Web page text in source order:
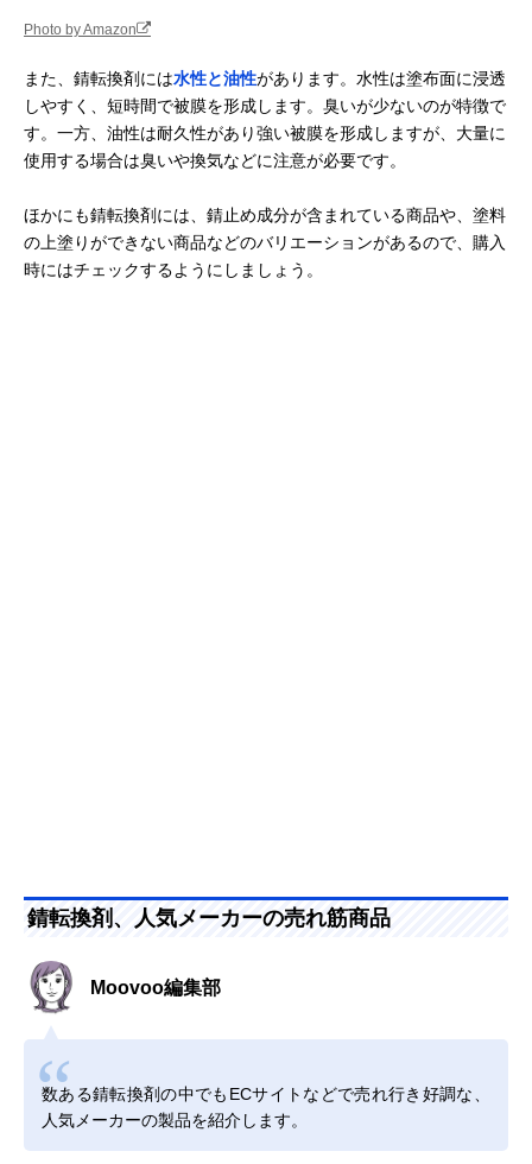
Photo by Amazon
また、錆転換剤には水性と油性があります。水性は塗布面に浸透
しやすく、短時間で被膜を形成します。臭いが少ないのが特徴で
す。一方、油性は耐久性があり強い被膜を形成しますが、大量に
使用する場合は臭いや換気などに注意が必要です。
ほかにも錆転換剤には、錆止め成分が含まれている商品や、塗料
の上塗りができない商品などのバリエーションがあるので、購入
時にはチェックするようにしましょう。
錆転換剤、人気メーカーの売れ筋商品
Moovoo編集部
数ある錆転換剤の中でもECサイトなどで売れ行き好調な、
人気メーカーの製品を紹介します。